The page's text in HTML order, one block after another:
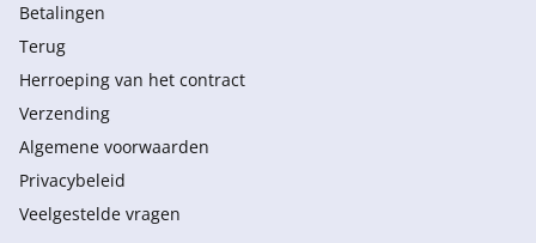
Betalingen
Terug
Herroeping van het contract
Verzending
Algemene voorwaarden
Privacybeleid
Veelgestelde vragen